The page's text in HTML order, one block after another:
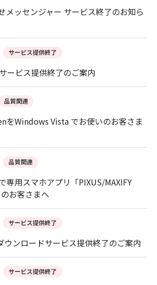
メッセンジャー サービス終了のお知ら
サービス提供終了
ービス提供終了のご案内
品質関連
をWindows Vista でお使いのお客さま
品質関連
専用スマホアプリ「PIXUS/MAXIFY
お客さまへ
サービス提供終了
ウンロードサービス提供終了のご案内
サービス提供終了